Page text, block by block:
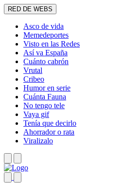
RED DE WEBS
Asco de vida
Memedeportes
Visto en las Redes
Así va España
Cuánto cabrón
Vrutal
Cribeo
Humor en serie
Cuánta Fauna
No tengo tele
Vaya gif
Tenía que decirlo
Ahorrador o rata
Viralizalo